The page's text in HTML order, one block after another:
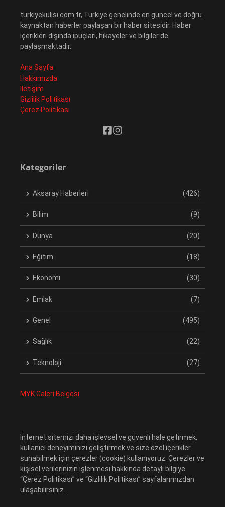
turkiyekulisi.com.tr, Türkiye genelinde en güncel ve doğru
kaynaktan haberler paylaşan bir haber sitesidir. Haber
içerikleri dışında ipuçları, hikayeler ve bilgiler de
paylaşmaktadır.
Ana Sayfa
Hakkımızda
İletişim
Gizlilik Politikası
Çerez Politikası
Kategoriler
Aksaray Haberleri (426)
Bilim (9)
Dünya (20)
Eğitim (18)
Ekonomi (30)
Emlak (7)
Genel (495)
Sağlık (22)
Teknoloji (27)
MYK Galeri Belgesi
İnternet sitemizi daha işlevsel ve güvenli hale getirmek,
kullanıcı deneyiminizi geliştirmek ve size özel içerikler
sunabilmek için çerezler (cookie) kullanıyoruz. Çerezler ve
kişisel verilerinizin işlenmesi hakkında detaylı bilgiye
“Çerez Politikası” ve “Gizlilik Politikası” sayfalarımızdan
ulaşabilirsiniz.